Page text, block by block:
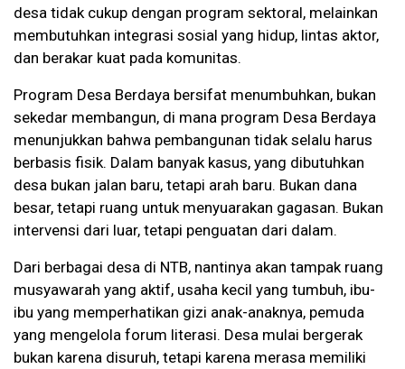
desa tidak cukup dengan program sektoral, melainkan
membutuhkan integrasi sosial yang hidup, lintas aktor,
dan berakar kuat pada komunitas.
Program Desa Berdaya bersifat menumbuhkan, bukan
sekedar membangun, di mana program Desa Berdaya
menunjukkan bahwa pembangunan tidak selalu harus
berbasis fisik. Dalam banyak kasus, yang dibutuhkan
desa bukan jalan baru, tetapi arah baru. Bukan dana
besar, tetapi ruang untuk menyuarakan gagasan. Bukan
intervensi dari luar, tetapi penguatan dari dalam.
Dari berbagai desa di NTB, nantinya akan tampak ruang
musyawarah yang aktif, usaha kecil yang tumbuh, ibu-
ibu yang memperhatikan gizi anak-anaknya, pemuda
yang mengelola forum literasi. Desa mulai bergerak
bukan karena disuruh, tetapi karena merasa memiliki